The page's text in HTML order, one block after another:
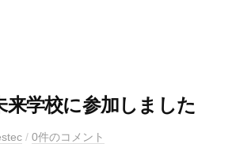
来学校に参加しました
/ 0件のコメント